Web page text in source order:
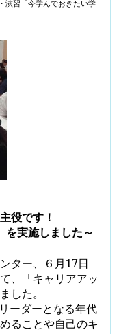
演習「今学んでおきたい学
役です！
を実施しました～
ター、６月17日
、
「キャリアアッ
した。
ーダーとなる年代
ることや自己のキ